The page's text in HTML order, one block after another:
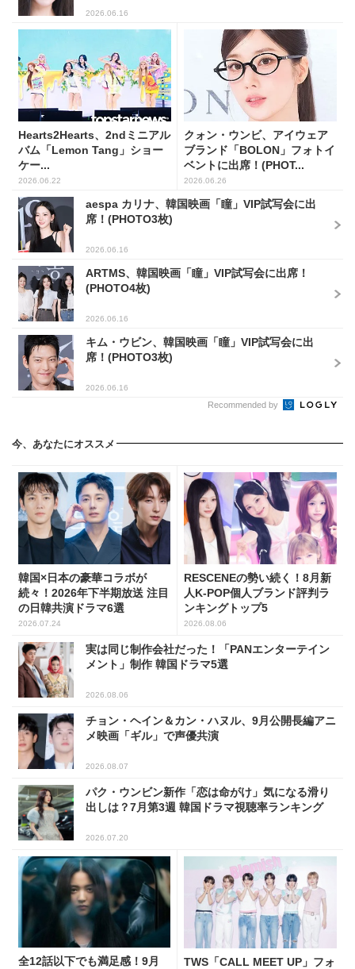
2026.06.16
Hearts2Hearts、2ndミニアル
バム「Lemon Tang」ショー
ケー...
2026.06.22
クォン・ウンビ、アイウェア
ブランド「BOLON」フォトイ
ベントに出席！(PHOT...
2026.06.26
aespa カリナ、韓国映画「瞳」VIP試写会に出
席！(PHOTO3枚)
2026.06.16
ARTMS、韓国映画「瞳」VIP試写会に出席！
(PHOTO4枚)
2026.06.16
キム・ウビン、韓国映画「瞳」VIP試写会に出
席！(PHOTO3枚)
2026.06.16
Recommended by
今、あなたにオススメ
韓国×日本の豪華コラボが
続々！2026年下半期放送 注目
の日韓共演ドラマ6選
2026.07.24
RESCENEの勢い続く！8月新
人K-POP個人ブランド評判ラ
ンキングトップ5
2026.08.06
実は同じ制作会社だった！「PANエンターテイン
メント」制作 韓国ドラマ5選
2026.08.06
チョン・ヘイン＆カン・ハヌル、9月公開長編アニ
メ映画「ギル」で声優共演
2026.08.07
パク・ウンビン新作「恋は命がけ」気になる滑り
出しは？7月第3週 韓国ドラマ視聴率ランキング
2026.07.20
全12話以下でも満足感！9月
TWS「CALL MEET UP」フォ